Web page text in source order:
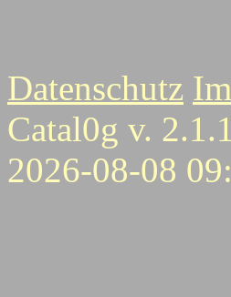
Datenschutz
Catal0g v. 2.1.1
2026-08-08